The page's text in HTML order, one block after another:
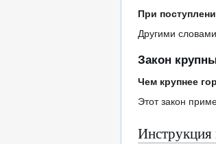
При
Другими
Закон
Чем крупнее
Этот закон
Инструкция